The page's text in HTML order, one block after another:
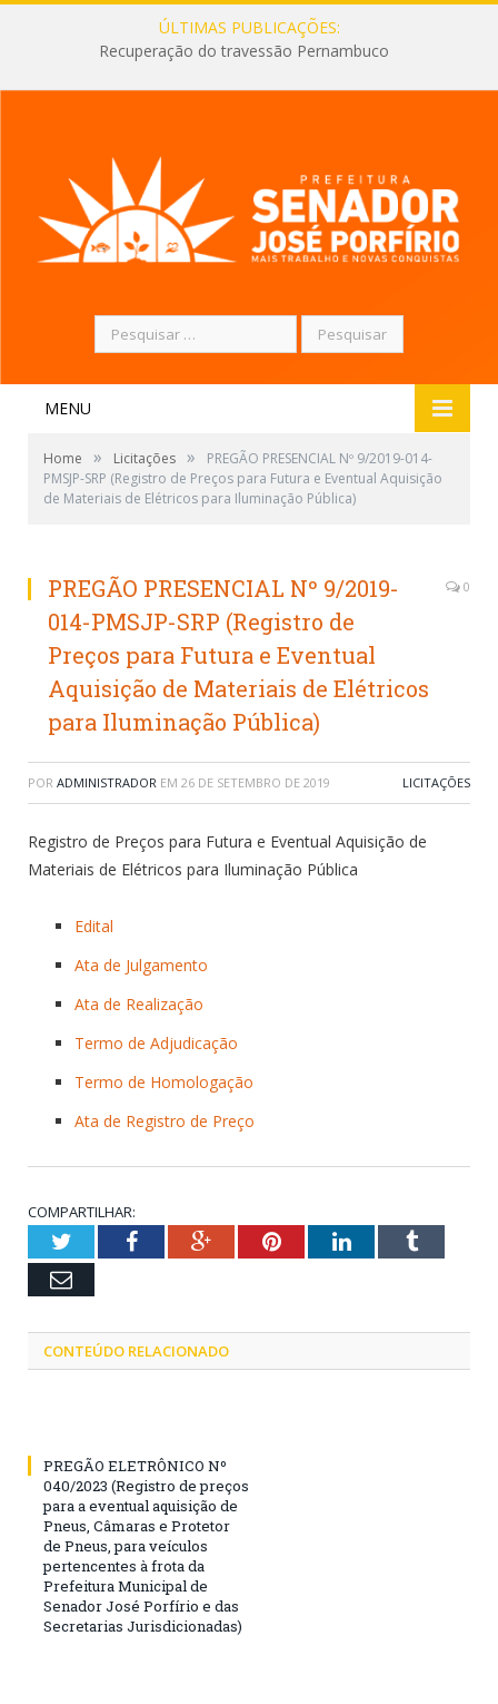
ÚLTIMAS PUBLICAÇÕES:
Recuperação do travessão Pernambuco
Pesquisar
por:
MENU
Home » Licitações »
PREGÃO PRESENCIAL Nº 9/2019-014-
PMSJP-SRP (Registro de Preços para Futura e Eventual Aquisição
de Materiais de Elétricos para Iluminação Pública)
PREGÃO PRESENCIAL Nº 9/2019-
014-PMSJP-SRP (Registro de
Preços para Futura e Eventual
Aquisição de Materiais de Elétricos
para Iluminação Pública)
0
POR ADMINISTRADOR EM 26 DE SETEMBRO DE 2019 LICITAÇÕES
Registro de Preços para Futura e Eventual Aquisição de
Materiais de Elétricos para Iluminação Pública
Edital
Ata de Julgamento
Ata de Realização
Termo de Adjudicação
Termo de Homologação
Ata de Registro de Preço
COMPARTILHAR:
TwitterFacebookGoogle+PinterestLinkedInTumblr
Email
CONTEÚDO RELACIONADO
PREGÃO ELETRÔNICO Nº
040/2023 (Registro de preços
para a eventual aquisição de
Pneus, Câmaras e Protetor
de Pneus, para veículos
pertencentes à frota da
Prefeitura Municipal de
Senador José Porfírio e das
Secretarias Jurisdicionadas)